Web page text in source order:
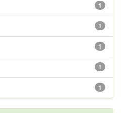
1
1
1
1
1